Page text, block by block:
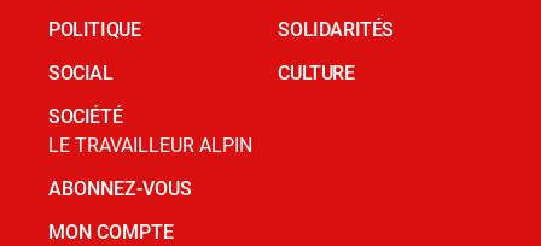
POLITIQUE
SOCIAL
SOCIÉTÉ
SOLIDARITÉS
CULTURE
LE TRAVAILLEUR ALPIN
ABONNEZ-VOUS
MON COMPTE